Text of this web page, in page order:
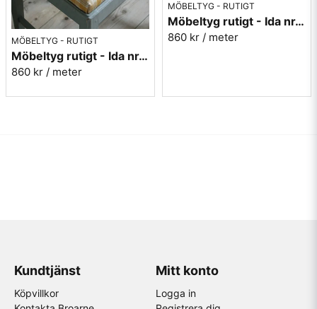
MÖBELTYG - RUTIGT
Möbeltyg rutigt - Ida nr.10 gul/guld
860 kr / meter
MÖBELTYG - RUTIGT
Möbeltyg rutigt - Ida nr.70 grön/guld
860 kr / meter
Kundtjänst
Köpvillkor
Mitt konto
Logga in